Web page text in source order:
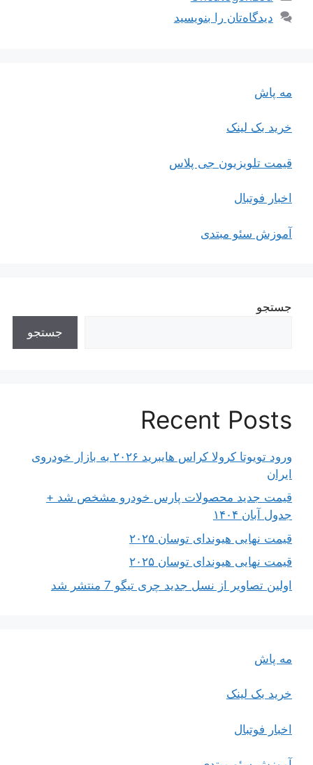
دیدگاه‌تان را بنویسید
مه پاش
خرید بک لینک
قیمت تلویزیون جی پلاس
اخبار فوتبال
آموزش سئو مبتدی
جستجو
جستجو
Recent Posts
ورود تویوتا کرولا کراس هایبرید ۲۰۲۶ به بازار خودروی
ایران
قیمت جدید محصولات پارس خودرو مشخص شد +
جدول آبان ۱۴۰۴
قیمت نهایی هیوندای توسان ۲۰۲۵
قیمت نهایی هیوندای توسان ۲۰۲۵
اولین تصاویر از نسل جدید چری تیگو 7 منتشر شد
مه پاش
خرید بک لینک
اخبار فوتبال